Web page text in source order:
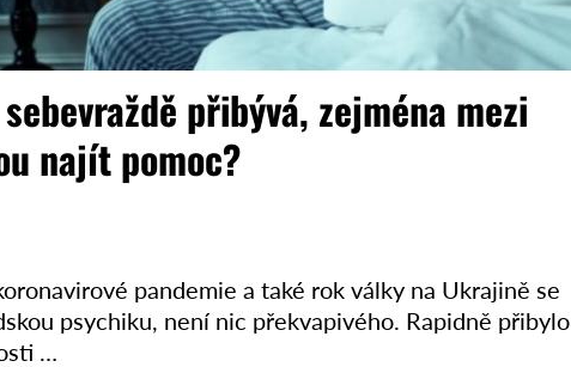
přibývá, zejména mezi
najít pomoc?
pandemie a také rok války na Ukrajině se
psychiku, není nic překvapivého. Rapidně přibylo
…